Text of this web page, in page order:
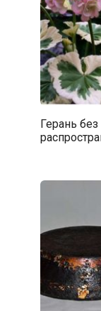
Герань